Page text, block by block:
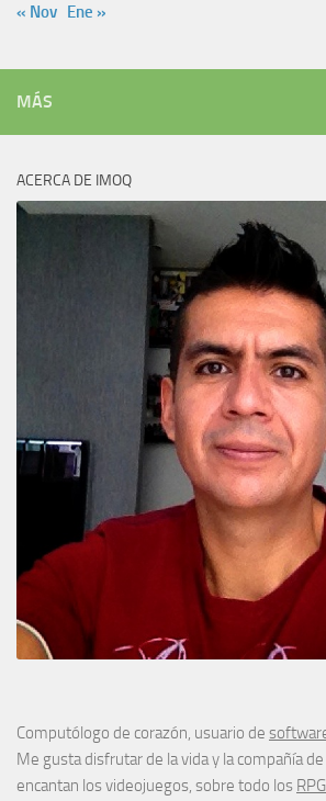
« Nov Ene »
MÁS
ACERCA DE IMOQ
Computólogo de corazón, usuario de
Me gusta disfrutar de la vida y la compañía
encantan los videojuegos, sobre todo los